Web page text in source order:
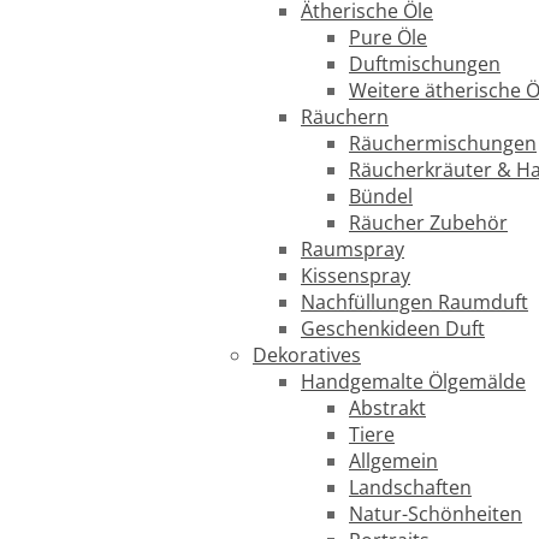
Ätherische Öle
Pure Öle
Duftmischungen
Weitere ätherische
Räuchern
Räuchermischungen
Räucherkräuter &
Bündel
Räucher Zubehör
Raumspray
Kissenspray
Nachfüllungen Raumduft
Geschenkideen Duft
Dekoratives
Handgemalte Ölgemälde
Abstrakt
Tiere
Allgemein
Landschaften
Natur-Schönheiten